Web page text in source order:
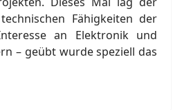
Fähigkeiten der
an Elektronik und
– geübt wurde speziell das